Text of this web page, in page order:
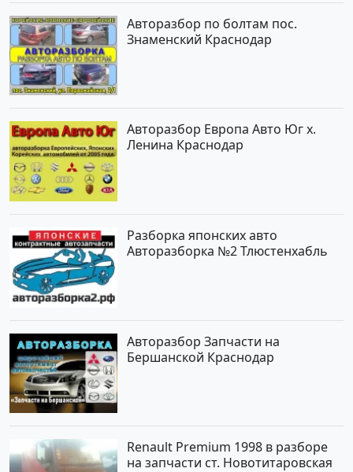
Авторазбор по болтам пос.
Знаменский Краснодар
Авторазбор Европа Авто Юг х.
Ленина Краснодар
Разборка японских авто
Авторазборка №2 Тлюстенхабль
Авторазбор Запчасти на
Бершанской Краснодар
Renault Premium 1998 в разборе
на запчасти ст. Новотитаровская